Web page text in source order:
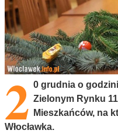
2 0 grudnia o
Zielonym Rynku
Mieszkańców, na
Włocławka.